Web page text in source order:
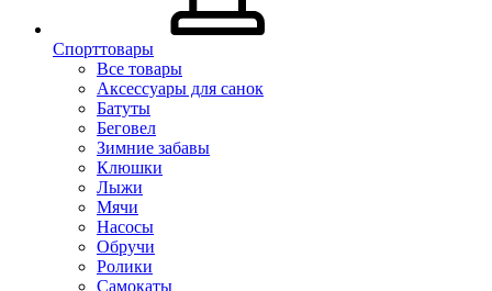
Спорттовары
Все товары
Аксессуары для санок
Батуты
Беговел
Зимние забавы
Клюшки
Лыжи
Мячи
Насосы
Обручи
Ролики
Самокаты